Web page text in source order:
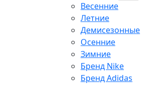
Весенние
Летние
Демисезонные
Осенние
Зимние
Бренд Nike
Бренд Adidas